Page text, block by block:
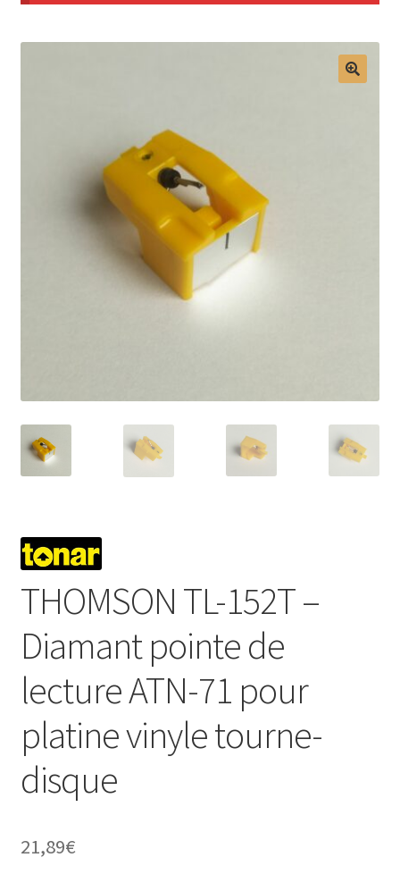
THOMSON TL-152T –
Diamant pointe de
lecture ATN-71 pour
platine vinyle tourne-
disque
21,89€